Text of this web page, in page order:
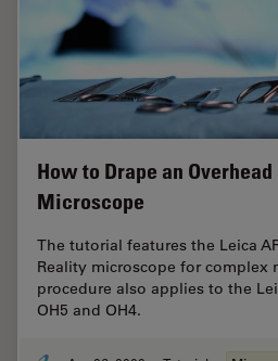
How to Drape an
Microscope
The tutorial features the Leica
Reality microscope for complex
procedure also applies to the
OH5 and OH4.